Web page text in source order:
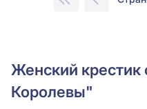
Женский крестик
Королевы"